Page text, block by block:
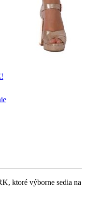
ktoré výborne sedia na